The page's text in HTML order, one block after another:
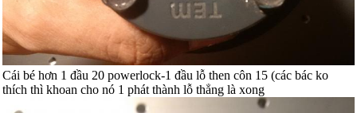
Cái bé hơn 1 đầu 20 powerlock-1 đầu lỗ then côn 15 (các bác ko
thích thì khoan cho nó 1 phát thành lỗ thẳng là xong